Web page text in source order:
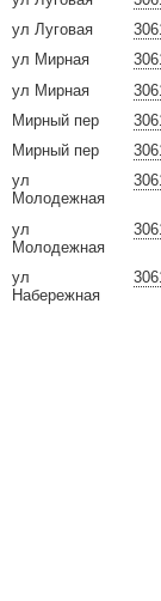
ул Луговая
ул Мирная
ул Мирная
Мирный пер
Мирный пер
ул
Молодежная
ул
Молодежная
ул
Набережная